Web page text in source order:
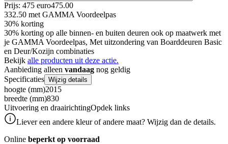
Prijs: 475 euro475.00
332.50 met GAMMA Voordeelpas
30% korting
30% korting op alle binnen- en buiten deuren ook op maatwerk met
je GAMMA Voordeelpas, Met uitzondering van Boarddeuren Basic
en Deur/Kozijn combinaties
Bekijk alle producten uit deze actie.
Aanbieding alleen vandaag nog geldig
Specificaties Wijzig details
hoogte (mm)2015
breedte (mm)830
Uitvoering en draairichtingOpdek links
Liever een andere kleur of andere maat? Wijzig dan de details.
Online beperkt op voorraad